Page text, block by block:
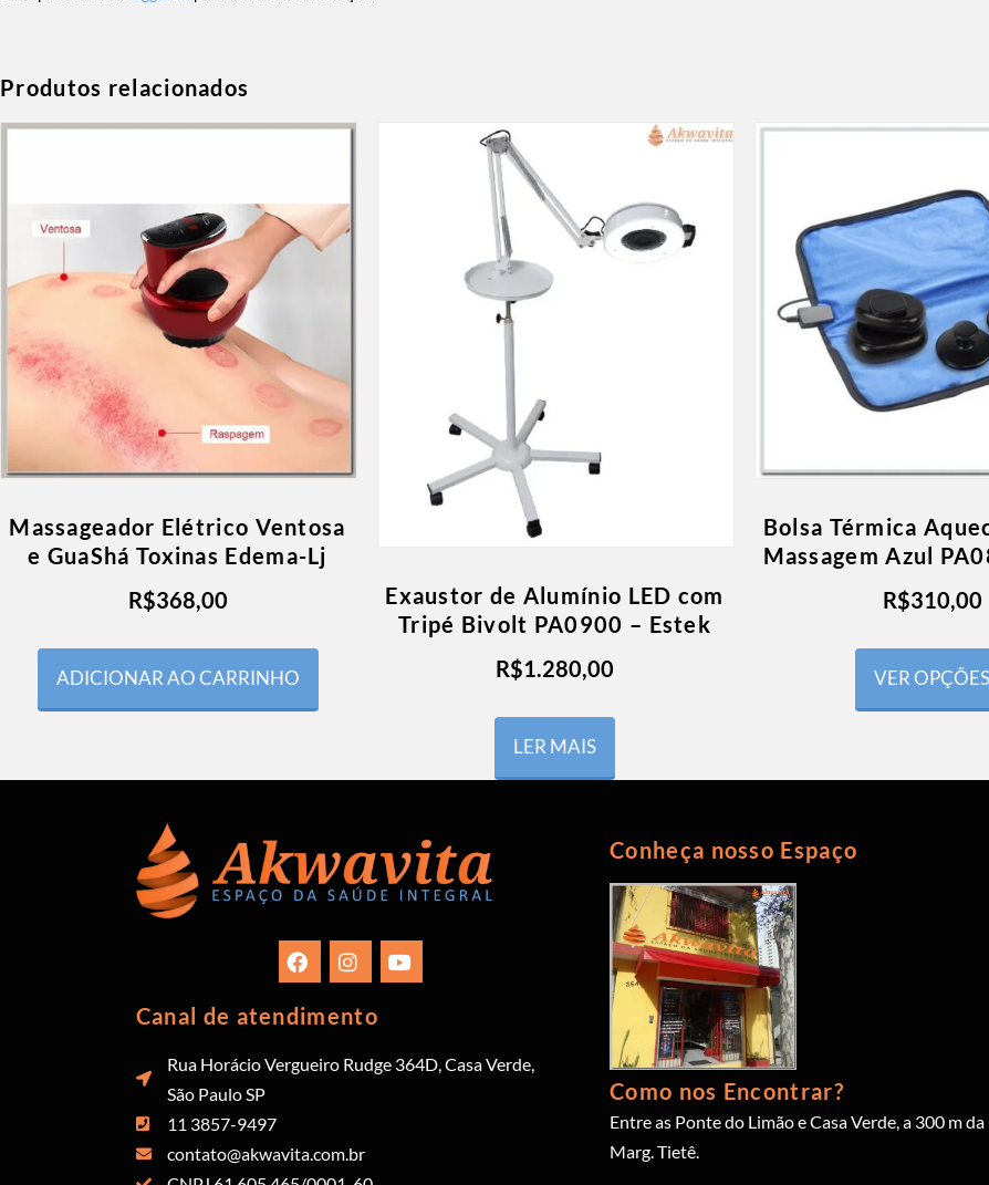
Produtos relacionados
Massageador Elétrico Ventosa
e GuaShá Toxinas Edema-Lj
R$368,00
ADICIONAR AO CARRINHO
Exaustor de Alumínio LED com
Tripé Bivolt PA0900 – Estek
R$1.280,00
LER MAIS
Bolsa Térmica
Massagem Azul
R$310,00
VER OPÇÕES
Canal de atendimento
Rua Horácio Vergueiro Rudge 364D, Casa Verde,
São Paulo SP
11 3857-9497
contato@akwavita.com.br
Conheça nosso Espaço
Como nos Encontrar?
Entre as Ponte do Limão e Casa Verde, a 300 m da
Marg. Tietê.